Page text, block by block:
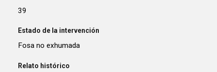
39
Estado de la intervención
Fosa no exhumada
Relato histórico